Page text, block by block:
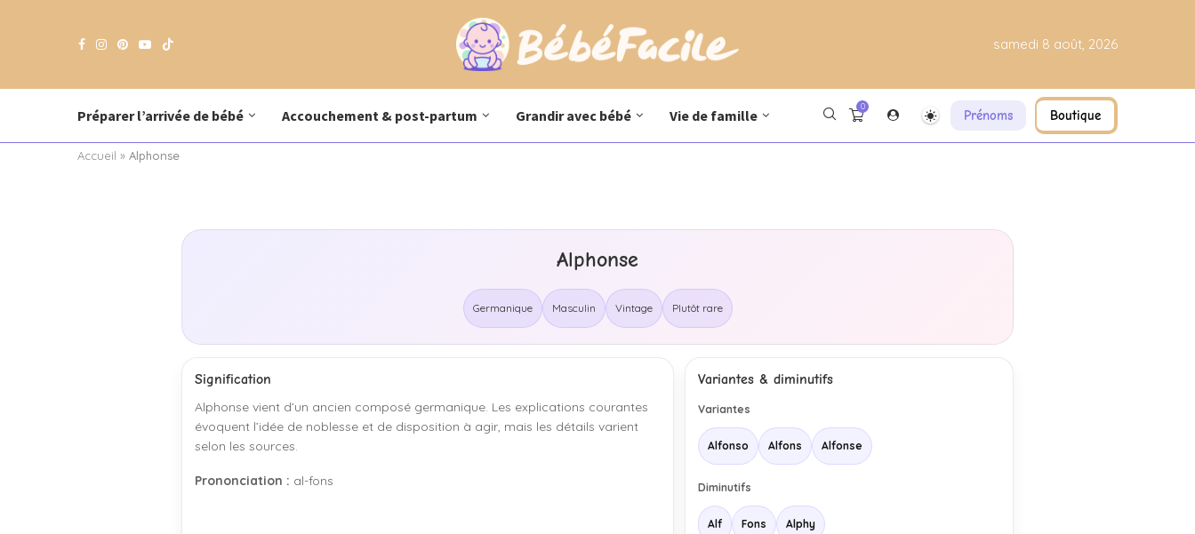
samedi 8 août, 2026
Préparer l’arrivée de bébé Accouchement & post-partum Grandir avec bébé Vie de famille
0
Prénoms Boutique
Accueil » Alphonse
Alphonse
Germanique Masculin Vintage Plutôt rare
Signification
Alphonse vient d’un ancien composé germanique. Les explications courantes
évoquent l’idée de noblesse et de disposition à agir, mais les détails varient
selon les sources.
Prononciation : al-fons
Variantes & diminutifs
Variantes
Alfonso Alfons Alfonse
Diminutifs
Alf Fons Alphy